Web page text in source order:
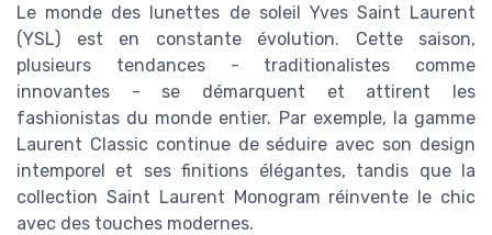
Le monde des lunettes de soleil Yves Saint Laurent
(YSL) est en constante évolution. Cette saison,
plusieurs tendances - traditionalistes comme
innovantes - se démarquent et attirent les
fashionistas du monde entier. Par exemple, la gamme
Laurent Classic continue de séduire avec son design
intemporel et ses finitions élégantes, tandis que la
collection Saint Laurent Monogram réinvente le chic
avec des touches modernes.